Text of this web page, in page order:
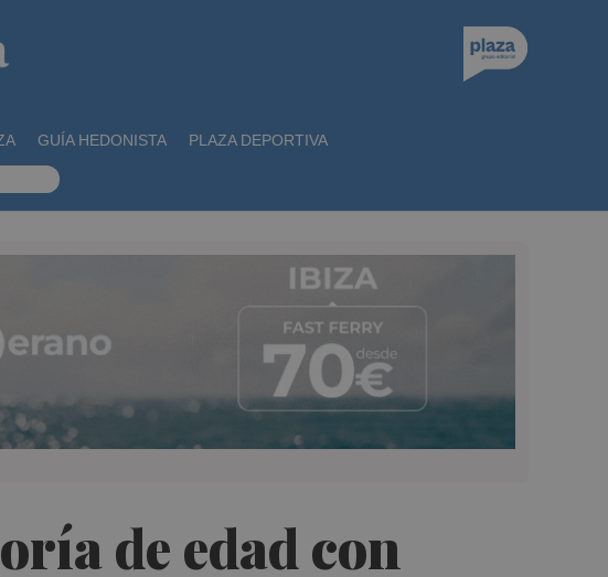
GUÍA HEDONISTA PLAZA DEPORTIVA
de edad con